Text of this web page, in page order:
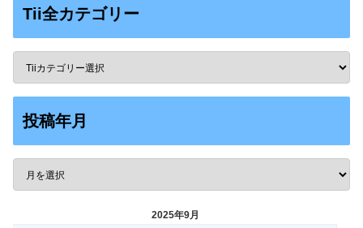
Tii全カテゴリー
投稿年月
2025年9月